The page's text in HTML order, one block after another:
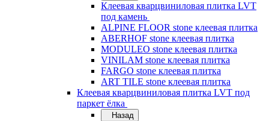
Клеевая кварцвиниловая плитка LVT
под камень
ALPINE FLOOR stone клеевая плитка
ABERHOF stone клеевая плитка
MODULEO stone клеевая плитка
VINILAM stone клеевая плитка
FARGO stone клеевая плитка
ART TILE stone клеевая плитка
Клеевая кварцвиниловая плитка LVT под
паркет ёлка
Назад